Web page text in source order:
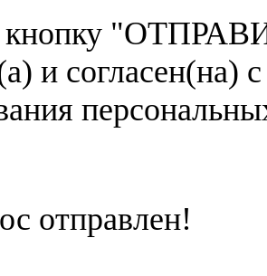
и согласен(на)
отправлен!